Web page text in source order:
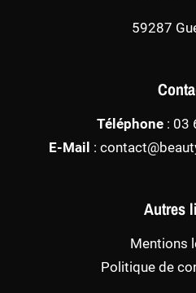
59287
Téléphone : 03
E-Mail :
Autres
Mentions
Politique de